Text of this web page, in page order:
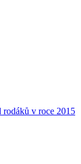
rodáků v roce 2015